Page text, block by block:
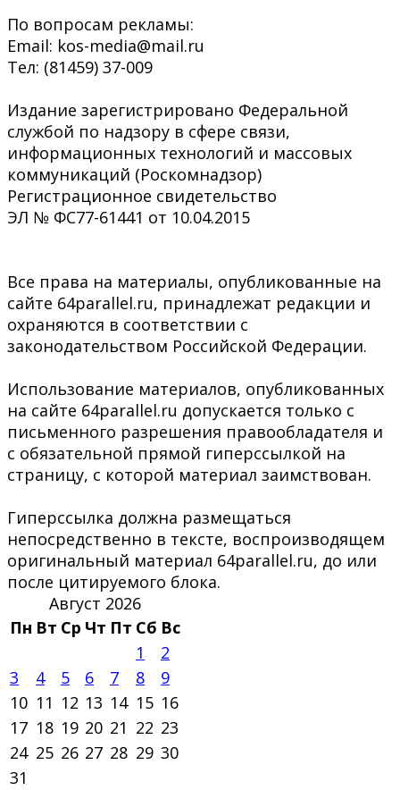
По вопросам рекламы:
Email: kos-media@mail.ru
Тел: (81459) 37-009
Издание зарегистрировано Федеральной
службой по надзору в сфере связи,
информационных технологий и массовых
коммуникаций (Роскомнадзор)
Регистрационное свидетельство
ЭЛ № ФС77-61441 от 10.04.2015
Все права на материалы, опубликованные на
сайте 64parallel.ru, принадлежат редакции и
охраняются в соответствии с
законодательством Российской Федерации.
Использование материалов, опубликованных
на сайте 64parallel.ru допускается только с
письменного разрешения правообладателя и
с обязательной прямой гиперссылкой на
страницу, с которой материал заимствован.
Гиперссылка должна размещаться
непосредственно в тексте, воспроизводящем
оригинальный материал 64parallel.ru, до или
после цитируемого блока.
Август 2026
Пн Вт Ср Чт Пт Сб Вс
1
2
3
4 5 6 7 8
9
10 11 12 13 14 15 16
17 18 19 20 21 22 23
24 25 26 27 28 29 30
31